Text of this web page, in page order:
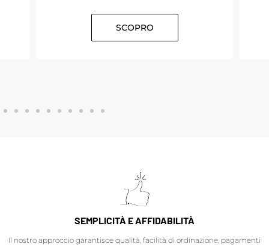
SCOPRO
SEMPLICITÀ E AFFIDABILITÀ
Il nostro approccio garantisce qualità, facilità di ordinazione, pagamenti